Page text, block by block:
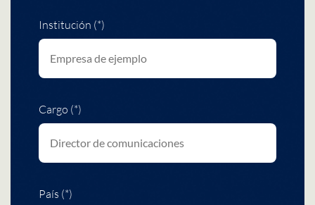
Institución (*)
Cargo (*)
País (*)